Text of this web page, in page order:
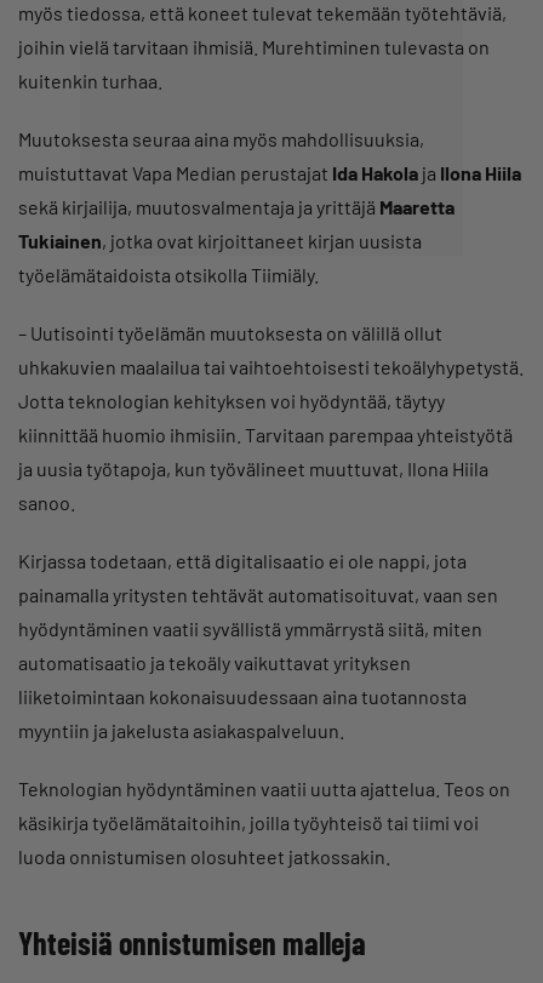
myös tiedossa, että koneet tulevat tekemään työtehtäviä,
joihin vielä tarvitaan ihmisiä. Murehtiminen tulevasta on
kuitenkin turhaa.
Muutoksesta seuraa aina myös mahdollisuuksia,
muistuttavat Vapa Median perustajat Ida Hakola ja Ilona Hiila
sekä kirjailija, muutosvalmentaja ja yrittäjä Maaretta
Tukiainen, jotka ovat kirjoittaneet kirjan uusista
työelämätaidoista otsikolla Tiimiäly.
– Uutisointi työelämän muutoksesta on välillä ollut
uhkakuvien maalailua tai vaihtoehtoisesti tekoälyhypetystä.
Jotta teknologian kehityksen voi hyödyntää, täytyy
kiinnittää huomio ihmisiin. Tarvitaan parempaa yhteistyötä
ja uusia työtapoja, kun työvälineet muuttuvat, Ilona Hiila
sanoo.
Kirjassa todetaan, että digitalisaatio ei ole nappi, jota
painamalla yritysten tehtävät automatisoituvat, vaan sen
hyödyntäminen vaatii syvällistä ymmärrystä siitä, miten
automatisaatio ja tekoäly vaikuttavat yrityksen
liiketoimintaan kokonaisuudessaan aina tuotannosta
myyntiin ja jakelusta asiakaspalveluun.
Teknologian hyödyntäminen vaatii uutta ajattelua. Teos on
käsikirja työelämätaitoihin, joilla työyhteisö tai tiimi voi
luoda onnistumisen olosuhteet jatkossakin.
Yhteisiä onnistumisen malleja